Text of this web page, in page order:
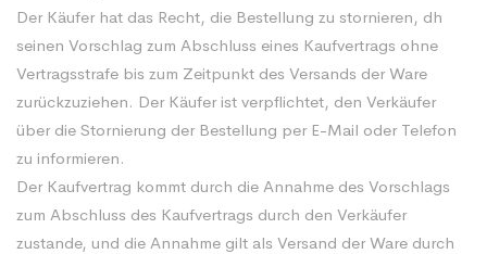
Der Käufer hat das Recht, die Bestellung zu stornieren, dh
seinen Vorschlag zum Abschluss eines Kaufvertrags ohne
Vertragsstrafe bis zum Zeitpunkt des Versands der Ware
zurückzuziehen. Der Käufer ist verpflichtet, den Verkäufer
über die Stornierung der Bestellung per E-Mail oder Telefon
zu informieren.
Der Kaufvertrag kommt durch die Annahme des Vorschlags
zum Abschluss des Kaufvertrags durch den Verkäufer
zustande, und die Annahme gilt als Versand der Ware durch